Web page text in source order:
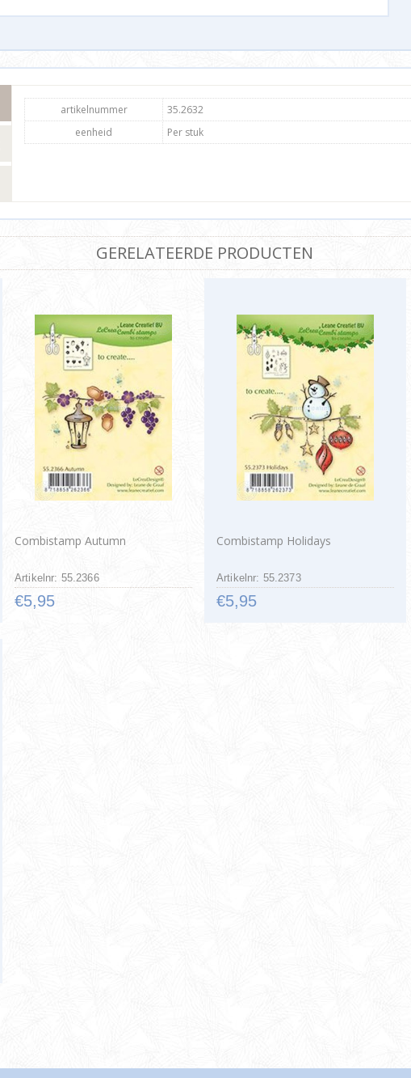
artikelnummer
35.2632
eenheid
Per stuk
GERELATEERDE PRODUCTEN
Combistamp Autumn
Artikelnr: 55.2366
€5,95
Combistamp Holidays
Artikelnr: 55.2373
€5,95